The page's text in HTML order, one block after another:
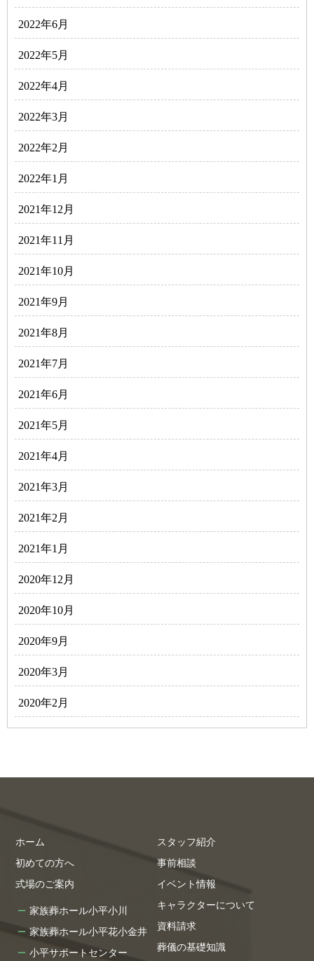
2022年6月
2022年5月
2022年4月
2022年3月
2022年2月
2022年1月
2021年12月
2021年11月
2021年10月
2021年9月
2021年8月
2021年7月
2021年6月
2021年5月
2021年4月
2021年3月
2021年2月
2021年1月
2020年12月
2020年10月
2020年9月
2020年3月
2020年2月
ホーム
初めての方へ
式場のご案内
家族葬ホール小平小川
家族葬ホール小平花小金井
小平サポートセンター
スタッフ紹介
事前相談
イベント情報
キャラクターについて
資料請求
葬儀の基礎知識